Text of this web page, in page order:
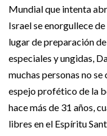
Mundial que intenta
Israel se enorgullece
lugar de preparación
especiales y ungidas,
muchas personas no se
espejo profético de la
hace más de 31 años,
libres en el Espíritu